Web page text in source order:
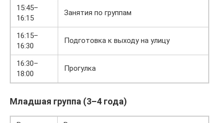
15:45–
16:15
Занятия по группам
16:15–
16:30
Подготовка к выходу на улицу
16:30–
18:00
Прогулка
Младшая группа (3–4 года)